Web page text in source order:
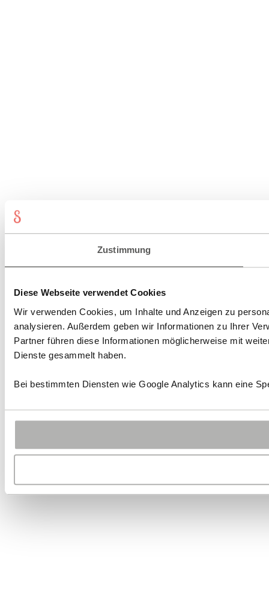
Zustimmung
Diese Webseite verwendet Cookies
Wir verwenden Cookies, um Inhalte und Anzeigen zu
analysieren. Außerdem geben wir Informationen zu Ihrer
Partner führen diese Informationen möglicherweise mit
Dienste gesammelt haben.
Bei bestimmten Diensten wie Google Analytics kann eine